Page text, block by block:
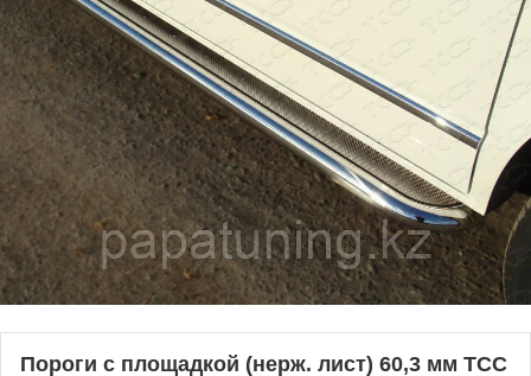
Пороги с площадкой (нерж. лист) 60,3 мм ТСС